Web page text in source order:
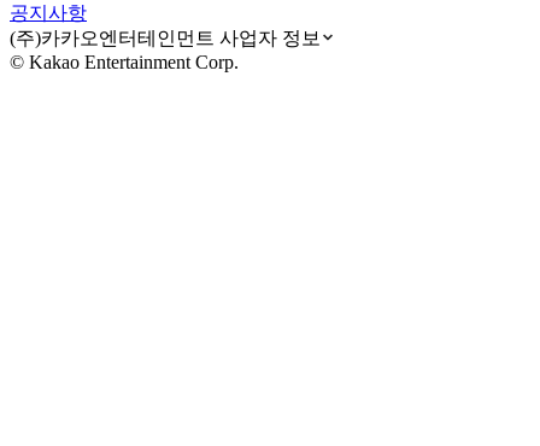
공지사항
(주)카카오엔터테인먼트 사업자 정보
© Kakao Entertainment Corp.